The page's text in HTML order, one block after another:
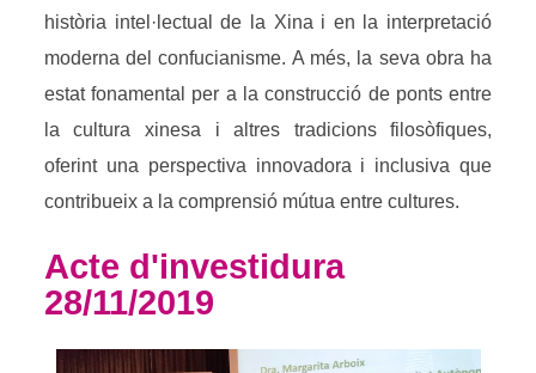
història intel·lectual de la Xina i en la interpretació
moderna del confucianisme. A més, la seva obra ha
estat fonamental per a la construcció de ponts entre
la cultura xinesa i altres tradicions filosòfiques,
oferint una perspectiva innovadora i inclusiva que
contribueix a la comprensió mútua entre cultures.
Acte d'investidura
28/11/2019